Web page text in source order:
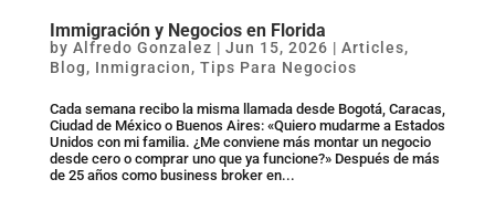
Immigración y Negocios en Florida
by Alfredo Gonzalez | Jun 15, 2026 | Articles,
Blog, Inmigracion, Tips Para Negocios
Cada semana recibo la misma llamada desde Bogotá, Caracas,
Ciudad de México o Buenos Aires: «Quiero mudarme a Estados
Unidos con mi familia. ¿Me conviene más montar un negocio
desde cero o comprar uno que ya funcione?» Después de más
de 25 años como business broker en...